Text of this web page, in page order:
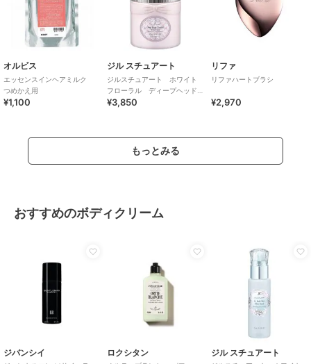
オルビス
エッセンスインヘアミルク
つめかえ用
¥1,100
ジル スチュアート
ジルスチュアート ホワイト
フローラル ディープヘッド
クレンズ
¥3,850
リファ
リファハートブラシ
¥2,970
もっとみる
おすすめのボディクリーム
ジバンシイ ロクシタン ジル スチュアート